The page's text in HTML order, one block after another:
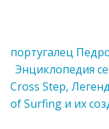
португалец
Энциклопедия
Cross Step,
of Surfing и их